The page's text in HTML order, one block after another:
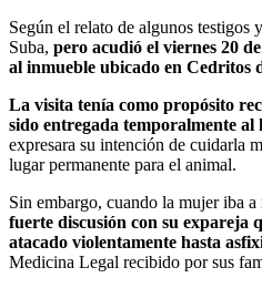
Según el relato de algunos testigos
Suba, pero acudió el viernes 20
al inmueble ubicado en Cedritos
La visita tenía como propósito
sido entregada temporalmente al
expresara su intención de cuidarla
lugar permanente para el animal.
Sin embargo, cuando la mujer iba a
fuerte discusión con su expareja
atacado violentamente hasta
Medicina Legal recibido por sus